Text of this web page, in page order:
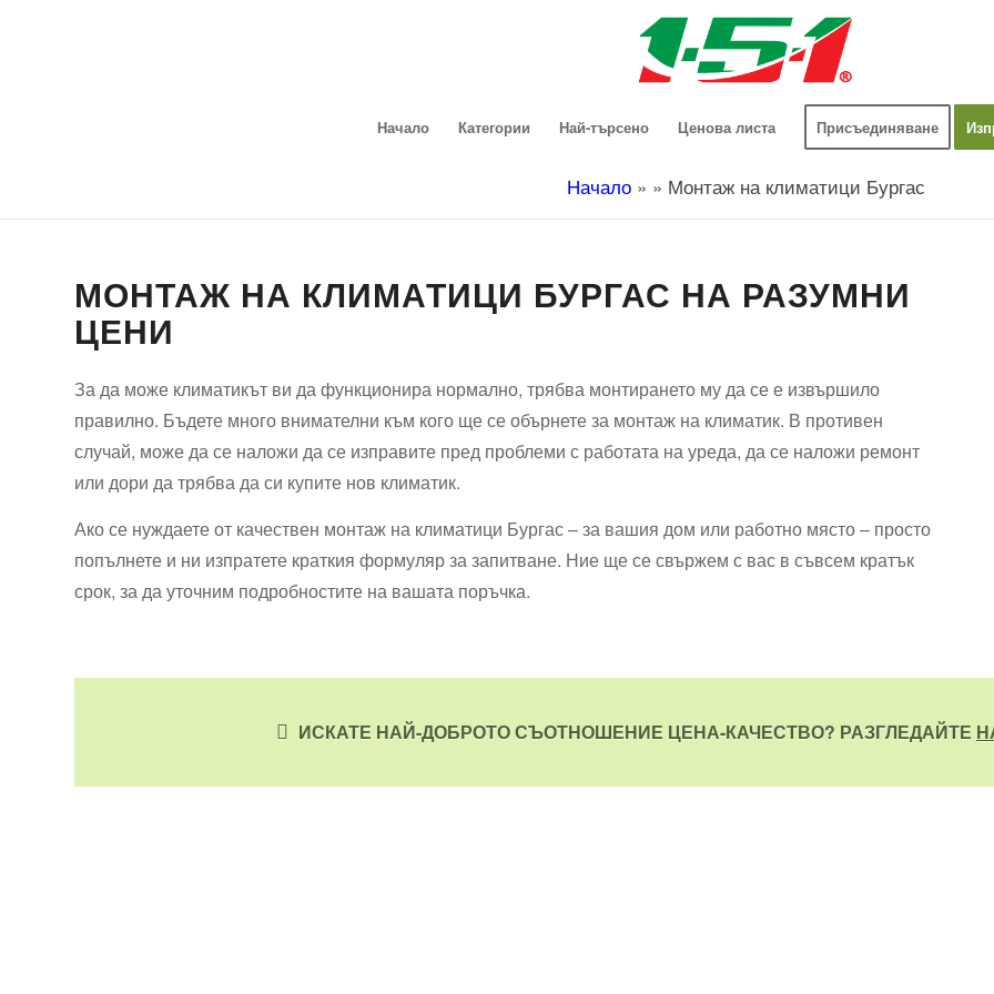
Начало Категории Най-търсено Ценова листа Присъединяване
Начало» » Монтаж на климатици Бургас
МОНТАЖ НА КЛИМАТИЦИ БУРГАС НА РАЗУМНИ
ЦЕНИ
За да може климатикът ви да функционира нормално, трябва монтирането му да се е извършило
правилно. Бъдете много внимателни към кого ще се обърнете за монтаж на климатик. В противен
случай, може да се наложи да се изправите пред проблеми с работата на уреда, да се наложи ремонт
или дори да трябва да си купите нов климатик.
Ако се нуждаете от качествен монтаж на климатици Бургас – за вашия дом или работно място – просто
попълнете и ни изпратете краткия формуляр за запитване. Ние ще се свържем с вас в съвсем кратък
срок, за да уточним подробностите на вашата поръчка.
ИСКАТЕ НАЙ-ДОБРОТО СЪОТНОШЕНИЕ ЦЕНА-КАЧЕСТВО? РАЗГЛЕДАЙТЕ